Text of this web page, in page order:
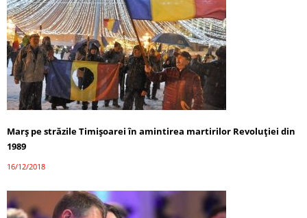
Marş pe străzile Timişoarei în amintirea martirilor Revoluţiei din
1989
16/12/2018